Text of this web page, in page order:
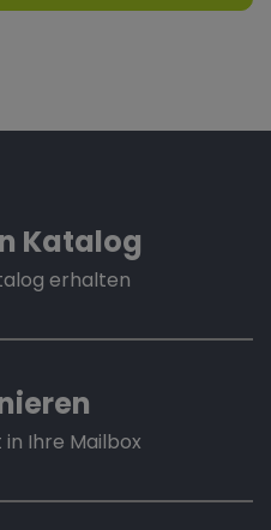
Katalog
erhalten
Ihre Mailbox